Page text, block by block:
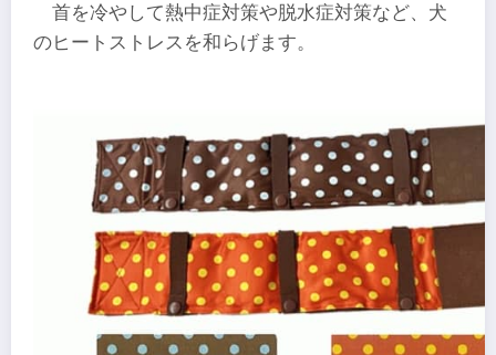
首を冷やして熱中症対策や脱水症対策など、犬
のヒートストレスを和らげます。